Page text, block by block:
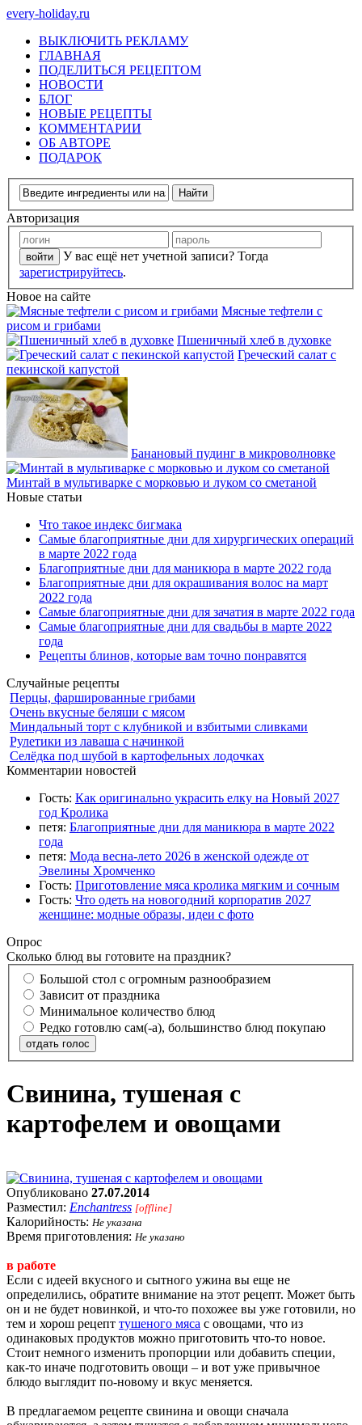
every-holiday.ru
ВЫКЛЮЧИТЬ РЕКЛАМУ
ГЛАВНАЯ
ПОДЕЛИТЬСЯ РЕЦЕПТОМ
НОВОСТИ
БЛОГ
НОВЫЕ РЕЦЕПТЫ
КОММЕНТАРИИ
ОБ АВТОРЕ
ПОДАРОК
Авторизация
У вас ещё нет учетной записи? Тогда
зарегистрируйтесь.
Новое на сайте
Мясные тефтели с
рисом и грибами
Пшеничный хлеб в духовке
Греческий салат с
пекинской капустой
Банановый пудинг в микроволновке
Минтай в мультиварке с морковью и луком со сметаной
Новые статьи
Что такое индекс бигмака
Самые благоприятные дни для хирургических операций
в марте 2022 года
Благоприятные дни для маникюра в марте 2022 года
Благоприятные дни для окрашивания волос на март
2022 года
Самые благоприятные дни для зачатия в марте 2022 года
Самые благоприятные дни для свадьбы в марте 2022
года
Рецепты блинов, которые вам точно понравятся
Случайные рецепты
Перцы, фаршированные грибами
Очень вкусные беляши с мясом
Миндальный торт с клубникой и взбитыми сливками
Рулетики из лаваша с начинкой
Селёдка под шубой в картофельных лодочках
Комментарии новостей
Гость: Как оригинально украсить елку на Новый 2027
год Кролика
петя: Благоприятные дни для маникюра в марте 2022
года
петя: Мода весна-лето 2026 в женской одежде от
Эвелины Хромченко
Гость: Приготовление мяса кролика мягким и сочным
Гость: Что одеть на новогодний корпоратив 2027
женщине: модные образы, идеи с фото
Опрос
Сколько блюд вы готовите на праздник?
Большой стол с огромным разнообразием
Зависит от праздника
Минимальное количество блюд
Редко готовлю сам(-а), большинство блюд покупаю
отдать голос
Свинина, тушеная с
картофелем и овощами
Опубликовано 27.07.2014
Разместил: Enchantress [offline]
Калорийность: Не указана
Время приготовления: Не указано
в работе
Если с идеей вкусного и сытного ужина вы еще не
определились, обратите внимание на этот рецепт. Может быть
он и не будет новинкой, и что-то похожее вы уже готовили, но
тем и хорош рецепт тушеного мяса с овощами, что из
одинаковых продуктов можно приготовить что-то новое.
Стоит немного изменить пропорции или добавить специи,
как-то иначе подготовить овощи – и вот уже привычное
блюдо выглядит по-новому и вкус меняется.
В предлагаемом рецепте свинина и овощи сначала